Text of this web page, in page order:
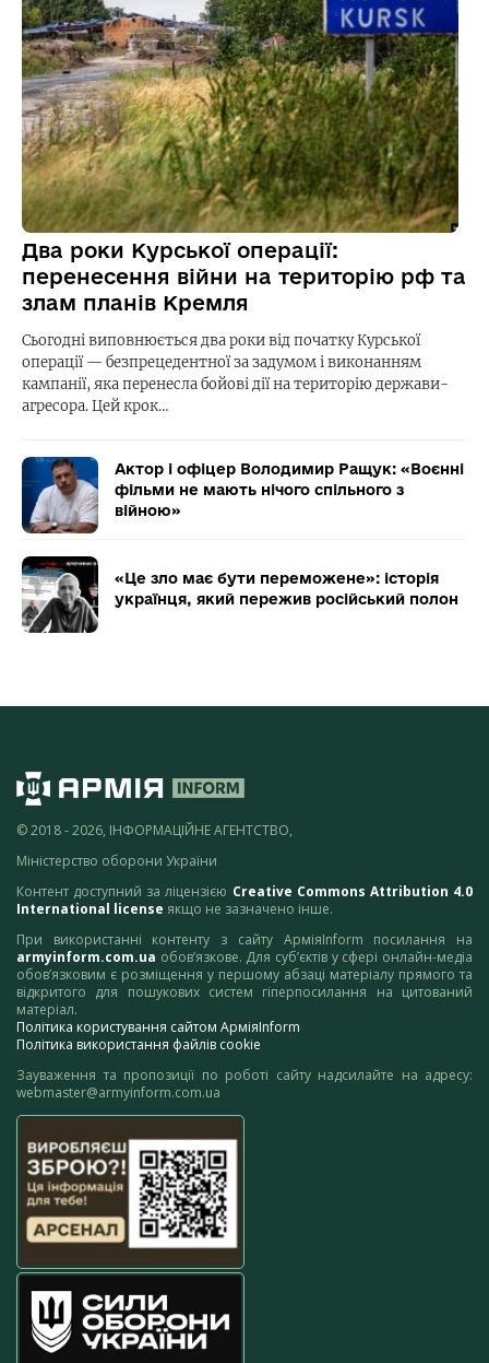
Два роки Курської операції:
перенесення війни на територію рф та
злам планів Кремля
Сьогодні виповнюється два роки від початку Курської
операції — безпрецедентної за задумом і виконанням
кампанії, яка перенесла бойові дії на територію держави-
агресора. Цей крок…
Актор і офіцер Володимир Ращук: «Воєнні
фільми не мають нічого спільного з
війною»
«Це зло має бути переможене»: історія
українця, який пережив російський полон
© 2018 - 2026, ІНФОРМАЦІЙНЕ АГЕНТСТВО,
Міністерство оборони України
Контент доступний за ліцензією Creative Commons Attribution 4.0
International license якщо не зазначено інше.
При використанні контенту з сайту АрміяInform посилання на
armyinform.com.ua обов’язкове. Для суб’єктів у сфері онлайн-медіа
обов’язковим є розміщення у першому абзаці матеріалу прямого та
відкритого для пошукових систем гіперпосилання на цитований
матеріал.
Політика користування сайтом АрміяInform
Політика використання файлів cookie
Зауваження та пропозиції по роботі сайту надсилайте на адресу:
webmaster@armyinform.com.ua